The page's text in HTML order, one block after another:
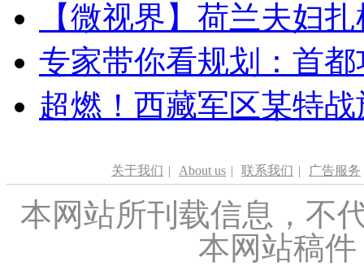
【微视界】荷兰夫妇
专家带你看规划：首
超燃！西藏军区某特
关于我们 | About us | 联系我们 | 广告服务
本网站所刊载信息，不
本网站稿